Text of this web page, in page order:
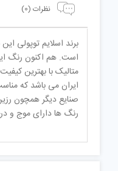
نظرات (0)
برند اسلایم توپولی
است. هم اکنون رنگ
متالیک با بهترین
ایران می باشد که
صنایع دیگر همچون
رنگ ها دارای موج و